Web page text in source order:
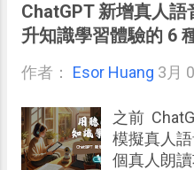
ChatGPT 新增真人
升知識學習體驗的 6
作者： Esor Huang 3月
之前
模擬真人
個真人朗